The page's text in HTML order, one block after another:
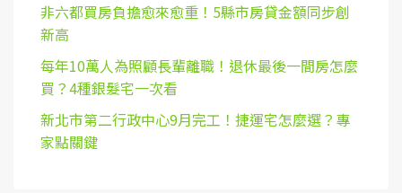
非六都買房負擔愈來愈重！5縣市房貸金額同步創
新高
每年10萬人為照顧長輩離職！退休最後一間房怎麼
買？4種銀髮宅一次看
新北市第二行政中心9月完工！捷運宅怎麼選？專
家點關鍵